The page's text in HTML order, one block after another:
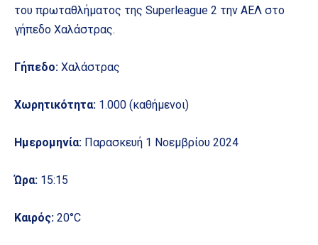
του πρωταθλήματος της Superleague 2 την ΑΕΛ στο
γήπεδο Χαλάστρας.
Γήπεδο: Χαλάστρας
Χωρητικότητα: 1.000 (καθήμενοι)
Ημερομηνία: Παρασκευή 1 Νοεμβρίου 2024
Ώρα: 15:15
Καιρός: 20°C